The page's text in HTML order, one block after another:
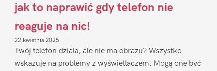
jak to naprawić gdy telefon nie
reaguje na nic!
22 kwietnia 2025
Twój telefon działa, ale nie ma obrazu? Wszystko
wskazuje na problemy z wyświetlaczem. Mogą one być